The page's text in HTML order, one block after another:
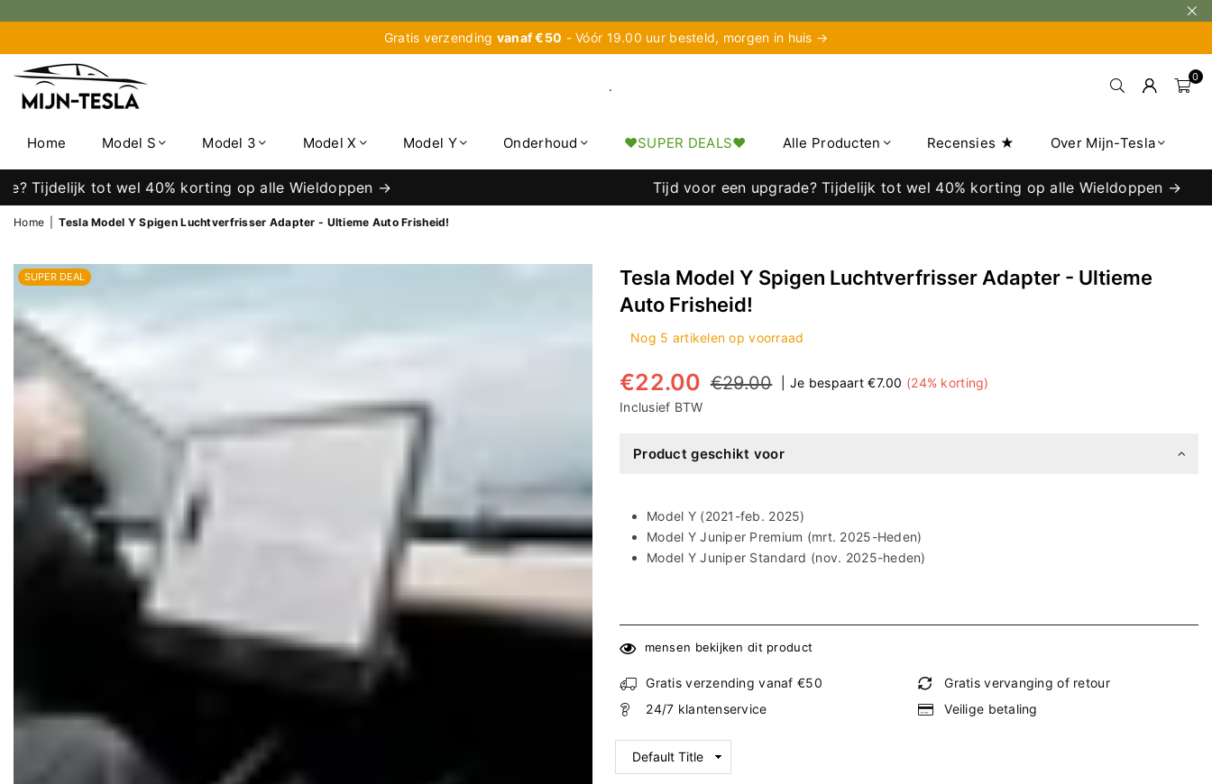
Gratis verzending vanaf €50 - Vóór 19.00 uur besteld, morgen in huis →
TESLA
.
0
Home Model S Model 3 Model X Model Y Onderhoud ♥︎SUPER DEALS♥︎ Alle Producten Recensies ★ Over Mijn-Tesla
tot wel 40% korting op alle Wieldoppen → Tijd voor een upgrade? Tijdelijk tot wel 40% korting op alle Wieldoppen →
Home Tesla Model Y Spigen Luchtverfrisser Adapter - Ultieme Auto Frisheid!
SUPER DEAL
Tesla Model Y Spigen Luchtverfrisser Adapter - Ultieme
Auto Frisheid!
Nog 5 artikelen op voorraad
Normale
prijs
€22.00 €29.00 Je bespaart €7.00 (24% korting)
Inclusief BTW
Product geschikt voor
Model Y (2021-feb. 2025)
Model Y Juniper Premium (mrt. 2025-Heden)
Model Y Juniper Standard (nov. 2025-heden)
mensen bekijken dit product
Gratis verzending vanaf €50
Gratis vervanging of retour
24/7 klantenservice
Veilige betaling